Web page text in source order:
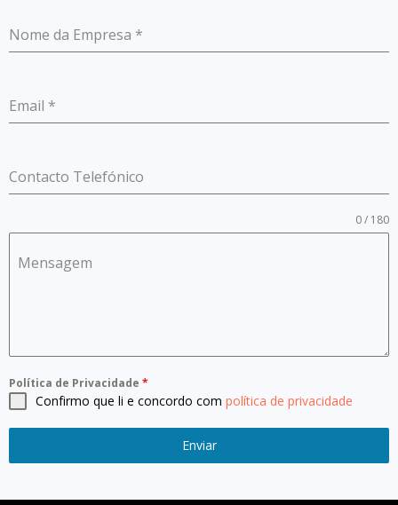
Nome da Empresa *
Email *
Contacto Telefónico
Mensagem
0 / 180
Política de Privacidade *
Confirmo que li e concordo com política de privacidade
Enviar